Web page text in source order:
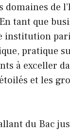
domaines de
tant que
institution
pratique
à exceller
et les
du Bac